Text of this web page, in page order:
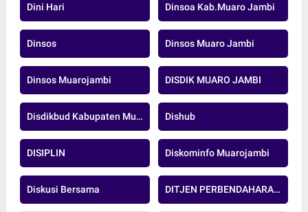
Dini Hari Dinsoa Kab.Muaro Jambi
Dinsos Dinsos Muaro Jambi
Dinsos Muarojambi DISDIK MUARO JAMBI
Disdikbud Kabupaten Muaro Jambi Dishub
DISIPLIN Diskominfo Muarojambi
Diskusi Bersama DITJEN PERBENDAHARAAN